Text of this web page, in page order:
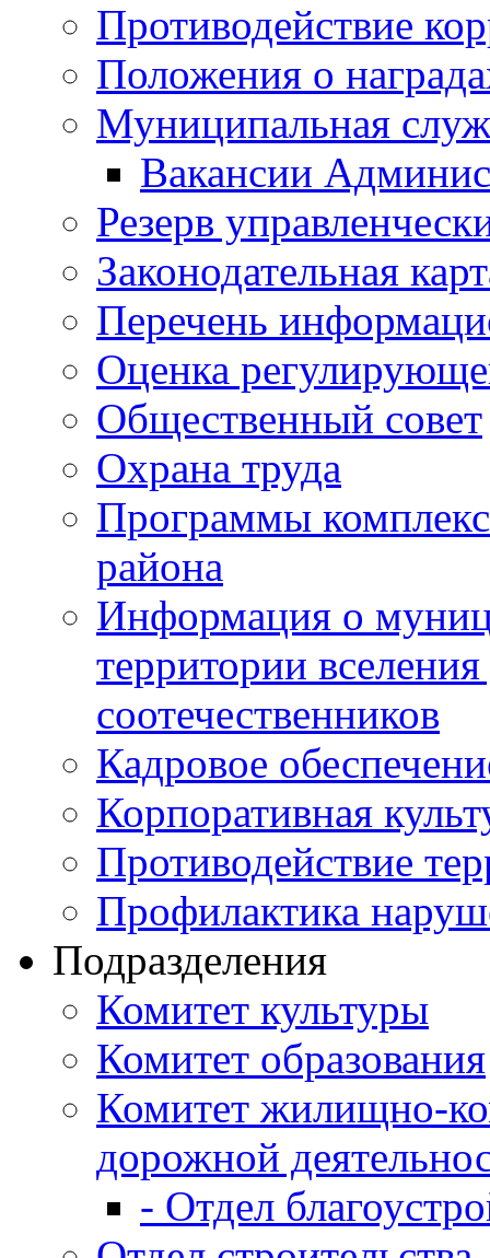
Противодействие
Положения о
Муниципальная
Вакансии
Резерв
Законодательная
Перечень
Оценка
Общественный совет
Охрана труда
Программы
района
Информация о
территории
соотечественников
Кадровое
Корпоративная
Противодействие
Профилактика
Подразделения
Комитет культуры
Комитет образования
Комитет жилищно-
дорожной
- Отдел